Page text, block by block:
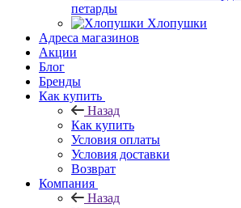
петарды
Хлопушки
Адреса магазинов
Акции
Блог
Бренды
Как купить
Назад
Как купить
Условия оплаты
Условия доставки
Возврат
Компания
Назад